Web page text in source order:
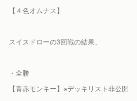
【４色オムナス】
スイスドローの3回戦の結果、
・全勝
【青赤モンキー】※デッキリスト非公開